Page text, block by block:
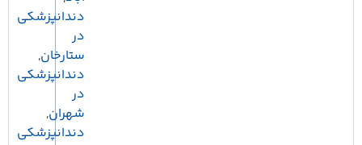
دندانپزشکی
ستارخان,
دندانپزشکی
شهران,
دندانپزشکی